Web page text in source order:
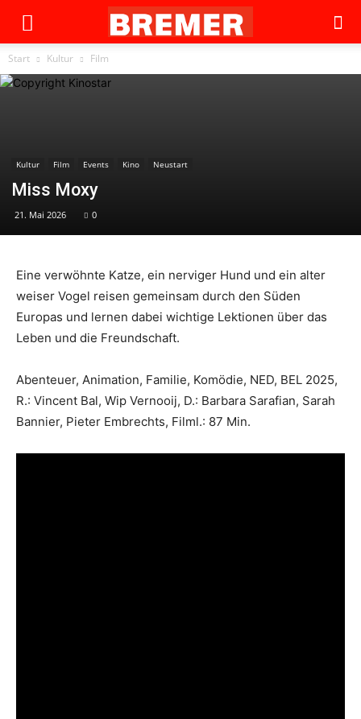
Start Kultur Film
Kultur Film Events Kino Neustart
Miss Moxy
21. Mai 2026 0
Eine verwöhnte Katze, ein nerviger Hund und ein alter
weiser Vogel reisen gemeinsam durch den Süden
Europas und lernen dabei wichtige Lektionen über das
Leben und die Freundschaft.
Abenteuer, Animation, Familie, Komödie, NED, BEL 2025,
R.: Vincent Bal, Wip Vernooij, D.: Barbara Sarafian, Sarah
Bannier, Pieter Embrechts, Filml.: 87 Min.